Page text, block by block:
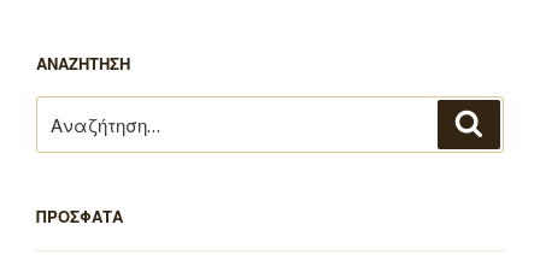
ΑΝΑΖΗΤΗΣΗ
για:
ΠΡΟΣΦΑΤΑ